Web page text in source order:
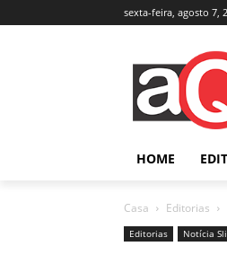
sexta-feira, agosto 7,
HOME
Casa Editorias
Editorias Notícia